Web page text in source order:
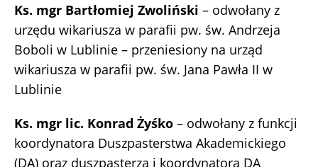
Ks. mgr Bartłomiej Zwoliński – odwołany z
urzędu wikariusza w parafii pw. św. Andrzeja
Boboli w Lublinie – przeniesiony na urząd
wikariusza w parafii pw. św. Jana Pawła II w
Lublinie
Ks. mgr lic. Konrad Żyśko – odwołany z funkcji
koordynatora Duszpasterstwa Akademickiego
(DA) oraz duszpasterza i koordynatora DA